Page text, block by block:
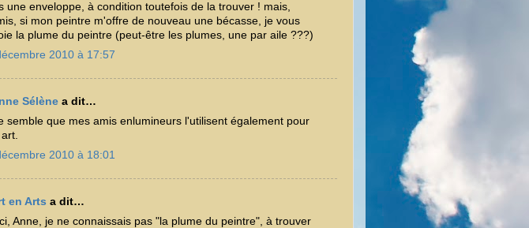
une enveloppe, à condition toutefois de la trouver ! mais,
si mon peintre m'offre de nouveau une bécasse, je vous
la plume du peintre (peut-être les plumes, une par aile ???)
2010 à 17:57
Sélène a dit…
semble que mes amis enlumineurs l'utilisent également pour
art.
2010 à 18:01
en Arts a dit…
Anne, je ne connaissais pas "la plume du peintre", à trouver